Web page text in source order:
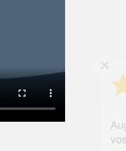
un
?
chiffre d'affaires